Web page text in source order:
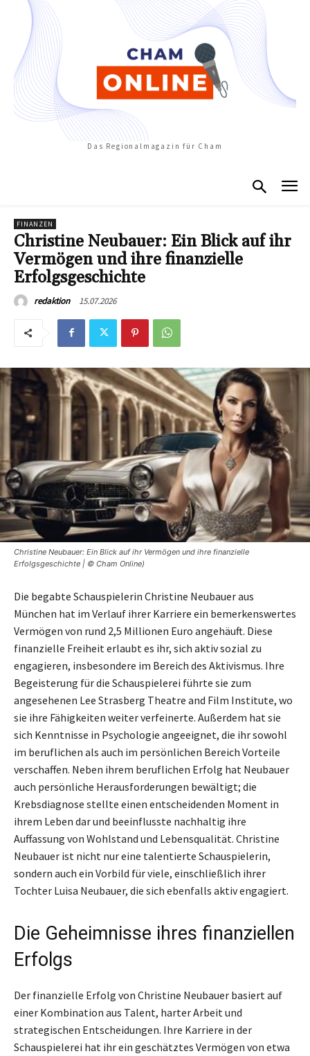
Das Regionalmagazin für Cham
FINANZEN
Christine Neubauer: Ein Blick auf ihr
Vermögen und ihre finanzielle
Erfolgsgeschichte
redaktion 15.07.2026
Christine Neubauer: Ein Blick auf ihr Vermögen und ihre finanzielle
Erfolgsgeschichte | © Cham Online)
Die begabte Schauspielerin Christine Neubauer aus
München hat im Verlauf ihrer Karriere ein bemerkenswertes
Vermögen von rund 2,5 Millionen Euro angehäuft. Diese
finanzielle Freiheit erlaubt es ihr, sich aktiv sozial zu
engagieren, insbesondere im Bereich des Aktivismus. Ihre
Begeisterung für die Schauspielerei führte sie zum
angesehenen Lee Strasberg Theatre and Film Institute, wo
sie ihre Fähigkeiten weiter verfeinerte. Außerdem hat sie
sich Kenntnisse in Psychologie angeeignet, die ihr sowohl
im beruflichen als auch im persönlichen Bereich Vorteile
verschaffen. Neben ihrem beruflichen Erfolg hat Neubauer
auch persönliche Herausforderungen bewältigt; die
Krebsdiagnose stellte einen entscheidenden Moment in
ihrem Leben dar und beeinflusste nachhaltig ihre
Auffassung von Wohlstand und Lebensqualität. Christine
Neubauer ist nicht nur eine talentierte Schauspielerin,
sondern auch ein Vorbild für viele, einschließlich ihrer
Tochter Luisa Neubauer, die sich ebenfalls aktiv engagiert.
Die Geheimnisse ihres finanziellen
Erfolgs
Der finanzielle Erfolg von Christine Neubauer basiert auf
einer Kombination aus Talent, harter Arbeit und
strategischen Entscheidungen. Ihre Karriere in der
Schauspielerei hat ihr ein geschätztes Vermögen von etwa